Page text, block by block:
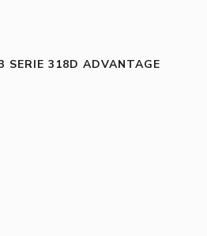
SERIE 318D ADVANTAGE